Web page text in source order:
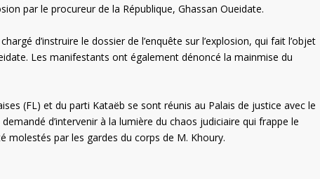
par le procureur de la République, Ghassan Oueidate.
d’instruire le dossier de l’enquête sur l’explosion, qui fait l’objet
Les manifestants ont également dénoncé la mainmise du
(FL) et du parti Kataëb se sont réunis au Palais de justice avec le
d’intervenir à la lumière du chaos judiciaire qui frappe le
molestés par les gardes du corps de M. Khoury.